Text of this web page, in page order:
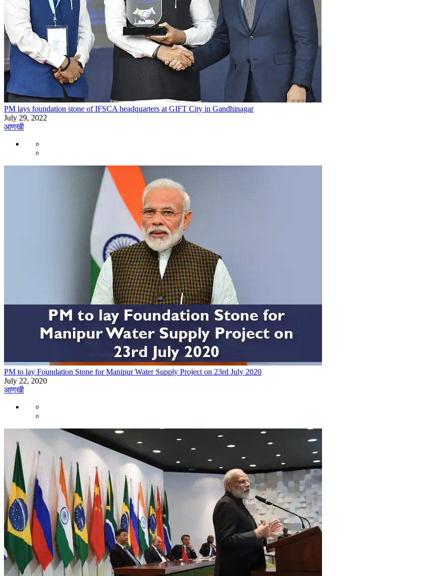
PM lays foundation stone of IFSCA headquarters at GIFT City in Gandhinagar
July 29, 2022
आणखी
PM to lay Foundation Stone for Manipur Water Supply Project on 23rd July 2020
July 22, 2020
आणखी